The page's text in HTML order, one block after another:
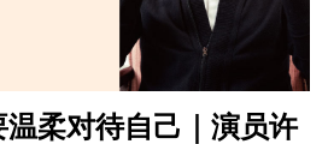
柔对待自己｜演员许